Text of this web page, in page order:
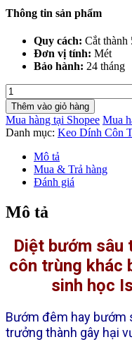
Thông tin sản phẩm
Quy cách: Cắt thành
Đơn vị tính: Mét
Bảo hành: 24 tháng
Diệt
Sâu
Tơ
Trưởng
Thành
Diệt
bướm
hiệu
quả
keo
bẫy
màu
số
lượng
Thêm vào giỏ hàng
Mua hàng tại Shopee Mua
Danh mục: Keo Dính Côn
Mô tả
Mua & Trả hàng
Đánh giá
Mô tả
Diệt bướm sâu
côn trùng khác
sinh học
Bướm đêm hay bướm
trưởng thành gây hại